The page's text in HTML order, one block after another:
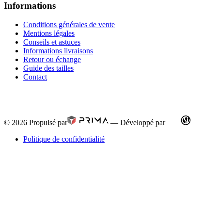
Informations
Conditions générales de vente
Mentions légales
Conseils et astuces
Informations livraisons
Retour ou échange
Guide des tailles
Contact
© 2026 Propulsé par — Développé par
Politique de confidentialité